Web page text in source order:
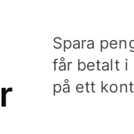
Spara
får betalt i
på ett